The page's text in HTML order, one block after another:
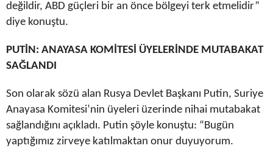
değildir, ABD güçleri bir an önce bölgeyi terk etmelidir”
diye konuştu.
PUTİN: ANAYASA KOMİTESİ ÜYELERİNDE MUTABAKAT
SAĞLANDI
Son olarak sözü alan Rusya Devlet Başkanı Putin, Suriye
Anayasa Komitesi’nin üyeleri üzerinde nihai mutabakat
sağlandığını açıkladı. Putin şöyle konuştu: “Bugün
yaptığımız zirveye katılmaktan onur duyuyorum.